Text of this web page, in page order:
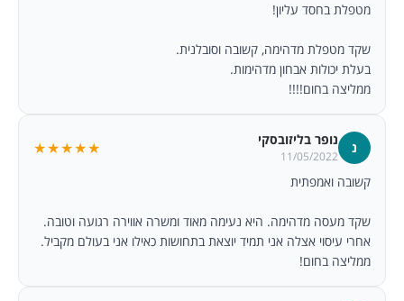
מטפלת בחסד עליון!
שקד מטפלת מדהימה, קשובה וסובלנית.
בעלת יכולות אבחון מדהימות.
ממליצה בחום!!!!
נ נופר בליזובסקי
11/05/2022
★★★★★
קשובה ואמפתית
שקד מעסה מדהימה. היא נעימה מאוד ומשרה אווירה רגועה וטובה.
אחרי עיסוי אצלה אני תמיד יוצאת בתחושות כאילו אני בעולם מקביל.
ממליצה בחום!